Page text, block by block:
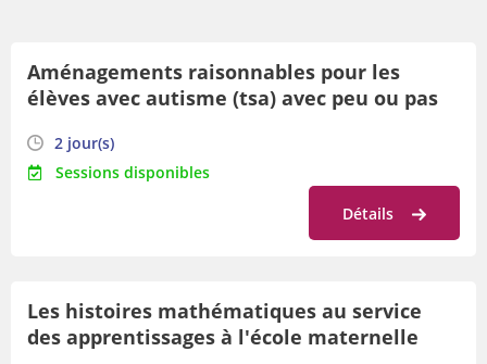
Par orientation
Aménagements raisonnables pour les
élèves avec autisme (tsa) avec peu ou pas
2 jour(s)
Sessions disponibles
Détails
Les histoires mathématiques au service
des apprentissages à l'école maternelle